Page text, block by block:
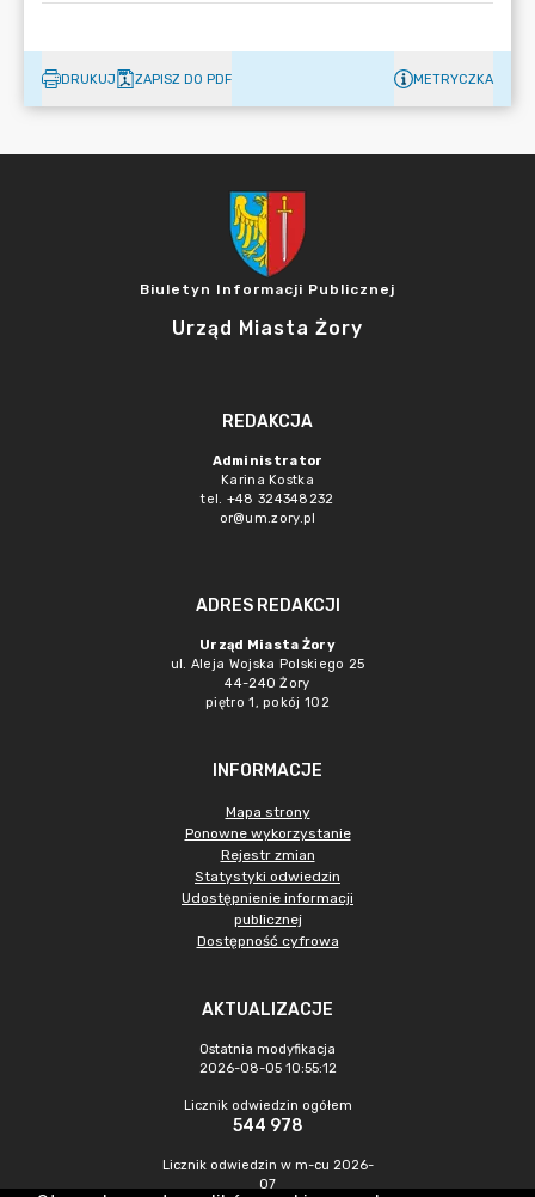
DRUKUJ ZAPISZ DO PDF METRYCZKA
Biuletyn Informacji Publicznej
Urząd Miasta Żory
REDAKCJA
Administrator
Karina Kostka
tel. +48 324348232
or@um.zory.pl
ADRES REDAKCJI
Urząd Miasta Żory
ul. Aleja Wojska Polskiego 25
44-240 Żory
piętro 1, pokój 102
INFORMACJE
Mapa strony
Ponowne wykorzystanie
Rejestr zmian
Statystyki odwiedzin
Udostępnienie informacji
publicznej
Dostępność cyfrowa
AKTUALIZACJE
Ostatnia modyfikacja
2026-08-05 10:55:12
Licznik odwiedzin ogółem
544 978
Licznik odwiedzin w m-cu 2026-
07